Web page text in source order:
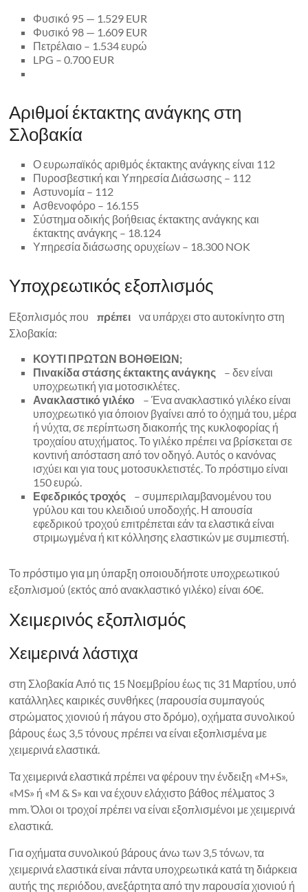
Φυσικό 95 — 1.529 EUR
Φυσικό 98 — 1.609 EUR
Πετρέλαιο – 1.534 ευρώ
LPG – 0.700 EUR
Αριθμοί έκτακτης ανάγκης στη
Σλοβακία
Ο ευρωπαϊκός αριθμός έκτακτης ανάγκης είναι 112
Πυροσβεστική και Υπηρεσία Διάσωσης – 112
Αστυνομία – 112
Ασθενοφόρο – 16.155
Σύστημα οδικής βοήθειας έκτακτης ανάγκης και
έκτακτης ανάγκης – 18.124
Υπηρεσία διάσωσης ορυχείων – 18.300 NOK
Υποχρεωτικός εξοπλισμός
Εξοπλισμός πουπρέπει να υπάρχει στο αυτοκίνητο στη
Σλοβακία:
ΚΟΥΤΙ ΠΡΩΤΩΝ ΒΟΗΘΕΙΩΝ;
Πινακίδα στάσης έκτακτης ανάγκης – δεν είναι
υποχρεωτική για μοτοσικλέτες.
Ανακλαστικό γιλέκο – Ένα ανακλαστικό γιλέκο είναι
υποχρεωτικό για όποιον βγαίνει από το όχημά του, μέρα
ή νύχτα, σε περίπτωση διακοπής της κυκλοφορίας ή
τροχαίου ατυχήματος. Το γιλέκο πρέπει να βρίσκεται σε
κοντινή απόσταση από τον οδηγό. Αυτός ο κανόνας
ισχύει και για τους μοτοσυκλετιστές. Το πρόστιμο είναι
150 ευρώ.
Εφεδρικός τροχός – συμπεριλαμβανομένου του
γρύλου και του κλειδιού υποδοχής. Η απουσία
εφεδρικού τροχού επιτρέπεται εάν τα ελαστικά είναι
στριμωγμένα ή κιτ κόλλησης ελαστικών με συμπιεστή.
Το πρόστιμο για μη ύπαρξη οποιουδήποτε υποχρεωτικού
εξοπλισμού (εκτός από ανακλαστικό γιλέκο) είναι 60€.
Χειμερινός εξοπλισμός
Χειμερινά λάστιχα
στη Σλοβακία Από τις 15 Νοεμβρίου έως τις 31 Μαρτίου, υπό
κατάλληλες καιρικές συνθήκες (παρουσία συμπαγούς
στρώματος χιονιού ή πάγου στο δρόμο), οχήματα συνολικού
βάρους έως 3,5 τόνους πρέπει να είναι εξοπλισμένα με
χειμερινά ελαστικά.
Τα χειμερινά ελαστικά πρέπει να φέρουν την ένδειξη «M+S»,
«MS» ή «M & S» και να έχουν ελάχιστο βάθος πέλματος 3
mm. Όλοι οι τροχοί πρέπει να είναι εξοπλισμένοι με χειμερινά
ελαστικά.
Για οχήματα συνολικού βάρους άνω των 3,5 τόνων, τα
χειμερινά ελαστικά είναι πάντα υποχρεωτικά κατά τη διάρκεια
αυτής της περιόδου, ανεξάρτητα από την παρουσία χιονιού ή